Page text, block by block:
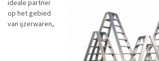
ideale partner
op het gebied
van ijzerwaren,